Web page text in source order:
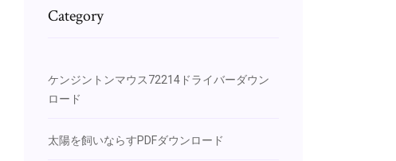
Category
ケンジントンマウス72214ドライバーダウン
ロード
太陽を飼いならすPDFダウンロード